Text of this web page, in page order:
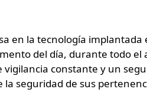
en la tecnología
del día, durante todo el
constante y un
seguridad de sus